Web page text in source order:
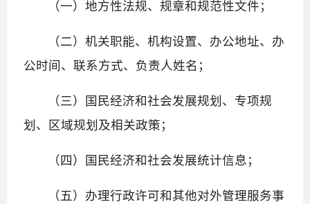
（一）地方性法规、规章和规范性文件；
（二）机关职能、机构设置、办公地址、办
公时间、联系方式、负责人姓名；
（三）国民经济和社会发展规划、专项规
划、区域规划及相关政策；
（四）国民经济和社会发展统计信息；
（五）办理行政许可和其他对外管理服务事